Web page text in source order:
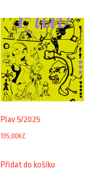
Plav 5/2025
135,00Kč
Přidat do košíku